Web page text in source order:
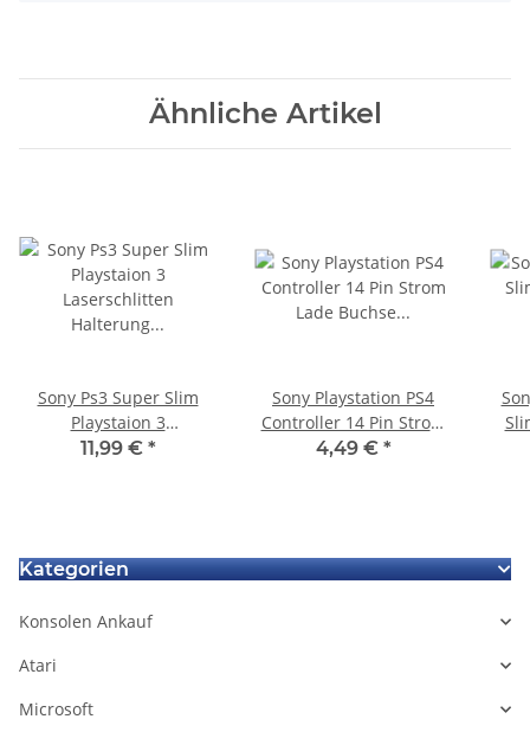
Ähnliche Artikel
Sony Ps3 Super Slim
Playstaion 3
Laserschlitten Halterung
11,99 € *
Sony Playstation PS4
Controller 14 Pin Strom
Lade Buchse Charger
4,49 € *
Kategorien
Konsolen Ankauf
Atari
Microsoft